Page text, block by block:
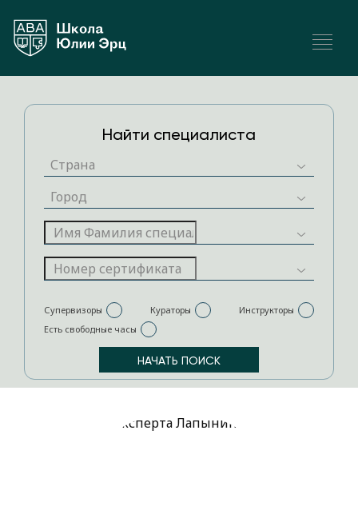
Найти специалиста
Супервизоры Кураторы
Инструкторы
Есть свободные часы